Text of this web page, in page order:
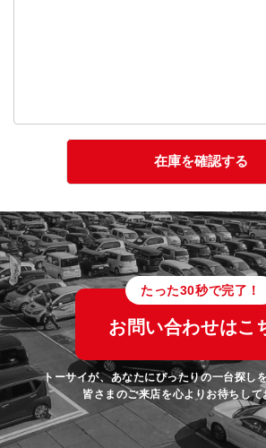
たった30秒で完了！
お問い合わせはこ
トーサイが、あなたにぴったりの一台探し
皆さまのご来店を心よりお待ちして